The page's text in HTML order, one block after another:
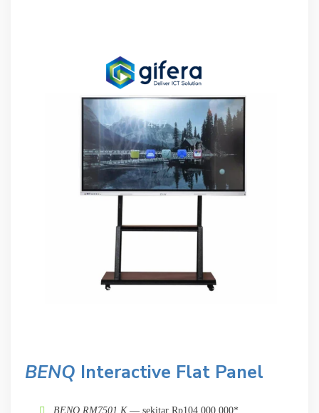
BENQ Interactive Flat Panel
BENQ RM7501 K— sekitar Rp104.000.000*